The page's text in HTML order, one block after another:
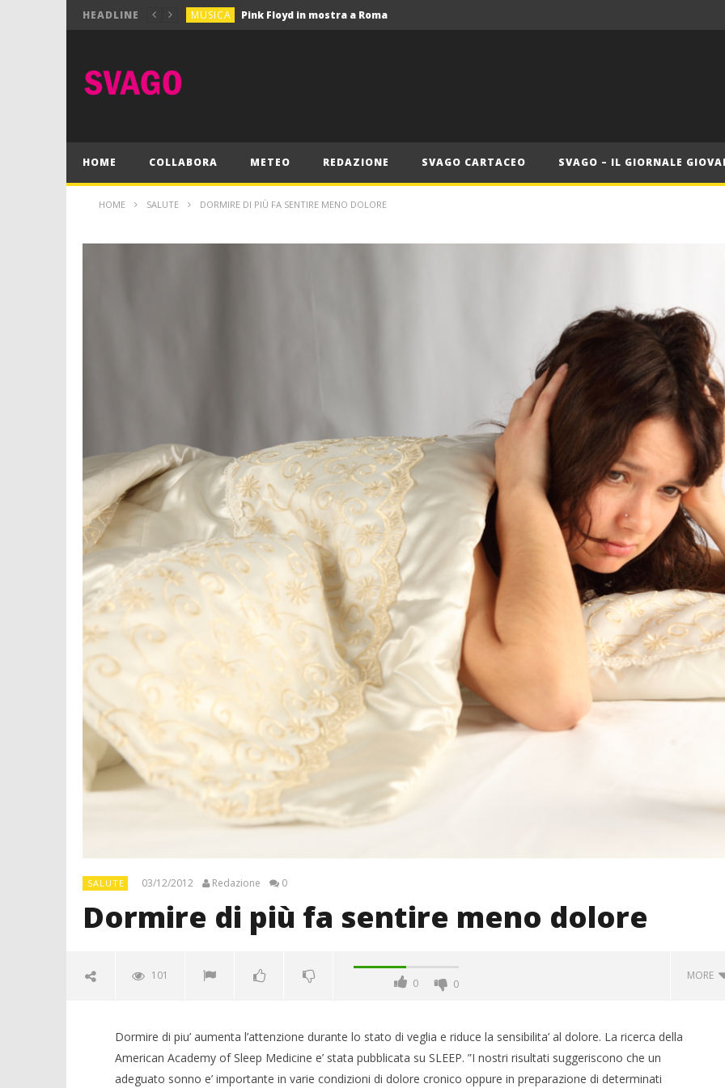
HEADLINE MUSICA Pink Floyd in mostra a Roma
HOME COLLABORA METEO REDAZIONE SVAGO CARTACEO SVAGO – IL GIORNALE
HOME SALUTE DORMIRE DI PIÙ FA SENTIRE MENO DOLORE
SALUTE 03/12/2012 Redazione 0
Dormire di più fa sentire meno dolore
101
0 0
MORE
Dormire di piu’ aumenta l’attenzione durante lo stato di veglia e riduce la sensibilita’ al dolore. La ricerca della
American Academy of Sleep Medicine e’ stata pubblicata su SLEEP. ”I nostri risultati suggeriscono che un
adeguato sonno e’ importante in varie condizioni di dolore cronico oppure in preparazione di determinati